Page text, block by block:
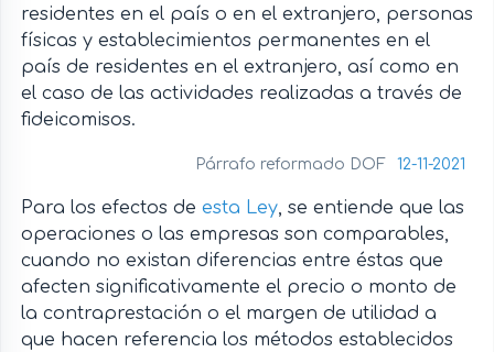
residentes en el país o en el extranjero, personas
físicas y establecimientos permanentes en el
país de residentes en el extranjero, así como en
el caso de las actividades realizadas a través de
fideicomisos.
Párrafo reformado DOF 12-11-2021
Para los efectos de esta Ley, se entiende que las
operaciones o las empresas son comparables,
cuando no existan diferencias entre éstas que
afecten significativamente el precio o monto de
la contraprestación o el margen de utilidad a
que hacen referencia los métodos establecidos